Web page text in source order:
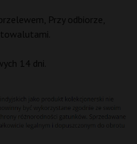
Przy odbiorze,
14 dni.